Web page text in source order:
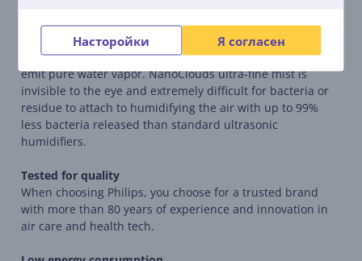
Насторойки Я согласен
NanoCloud hygienic evaporation
Unique NanoCloud technology uses natural evaporation to
emit pure water vapor. NanoClouds ultra-fine mist is
invisible to the eye and extremely difficult for bacteria or
residue to attach to humidifying the air with up to 99%
less bacteria released than standard ultrasonic
humidifiers.
Tested for quality
When choosing Philips, you choose for a trusted brand
with more than 80 years of experience and innovation in
air care and health tech.